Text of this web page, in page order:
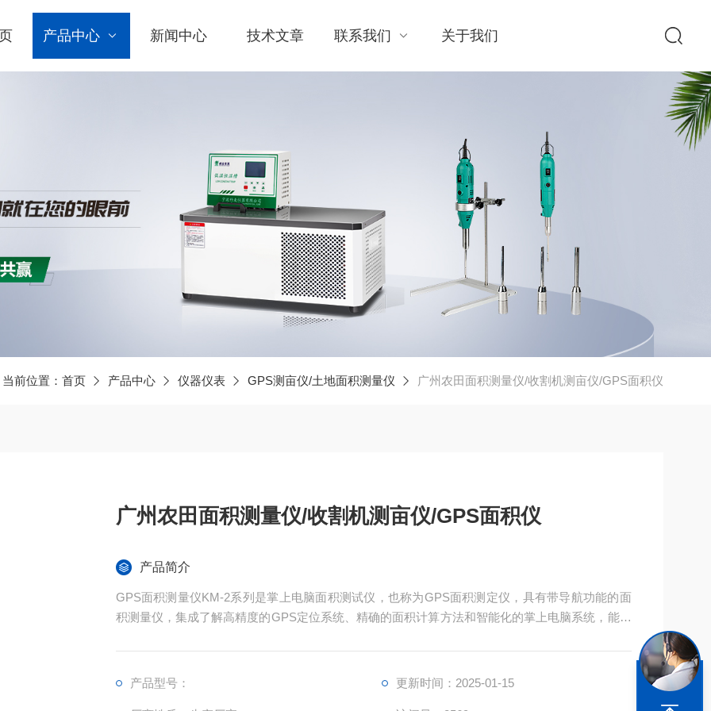
产品中心 新闻中心 技术文章 联系我们 关于我们
当前位置： 首页 产品中心 仪器仪表 GPS测亩仪/土地面积测量仪 广州农田面积测量仪/收割机测亩仪/GPS面积仪
广州农田面积测量仪/收割机测亩仪/GPS面积仪
产品简介
GPS面积测量仪KM-2系列是掌上电脑面积测试仪，也称为GPS面积测定仪，具有带导航功能的面
积测量仪，集成了解高精度的GPS定位系统、精确的面积计算方法和智能化的掌上电脑系统，能实
产品型号： 更新时间：2025-01-15